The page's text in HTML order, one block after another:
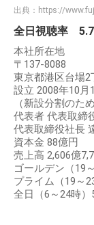
出典： https://
全日視聴率
本社所在地
〒137-8088
東京都港区台場2
設立 2008年10月
（新設分割のた
代表者 代表取締
代表取締役社長
資本金 88億円
売上高 2,606億
ゴールデン（19
プライム（19～
全日（6～24時）